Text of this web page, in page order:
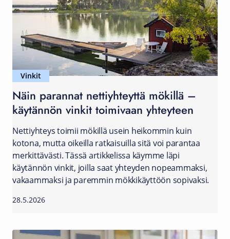
Vinkit
Näin parannat nettiyhteyttä mökillä –
käytännön vinkit toimivaan yhteyteen
Nettiyhteys toimii mökillä usein heikommin kuin
kotona, mutta oikeilla ratkaisuilla sitä voi parantaa
merkittävästi. Tässä artikkelissa käymme läpi
käytännön vinkit, joilla saat yhteyden nopeammaksi,
vakaammaksi ja paremmin mökkikäyttöön sopivaksi.
28.5.2026